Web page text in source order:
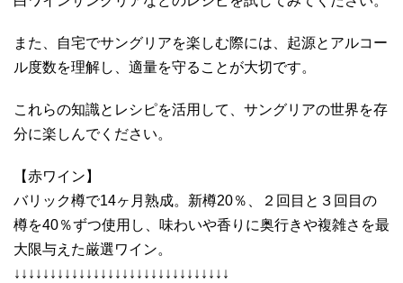
また、自宅でサングリアを楽しむ際には、起源とアルコー
ル度数を理解し、適量を守ることが大切です。
これらの知識とレシピを活用して、サングリアの世界を存
分に楽しんでください。
【赤ワイン】
バリック樽で14ヶ月熟成。新樽20％、２回目と３回目の
樽を40％ずつ使用し、味わいや香りに奥行きや複雑さを最
大限与えた厳選ワイン。
↓↓↓↓↓↓↓↓↓↓↓↓↓↓↓↓↓↓↓↓↓↓↓↓↓↓↓↓↓↓